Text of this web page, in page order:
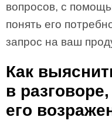
вопросов, с
понять его
запрос на ваш
Как
в
его